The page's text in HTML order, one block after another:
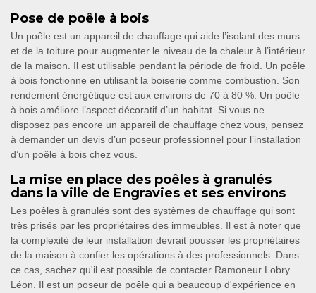
Pose de poêle à bois
Un poêle est un appareil de chauffage qui aide l’isolant des murs
et de la toiture pour augmenter le niveau de la chaleur à l’intérieur
de la maison. Il est utilisable pendant la période de froid. Un poêle
à bois fonctionne en utilisant la boiserie comme combustion. Son
rendement énergétique est aux environs de 70 à 80 %. Un poêle
à bois améliore l’aspect décoratif d’un habitat. Si vous ne
disposez pas encore un appareil de chauffage chez vous, pensez
à demander un devis d’un poseur professionnel pour l’installation
d’un poêle à bois chez vous.
La mise en place des poêles à granulés
dans la ville de Engravies et ses environs
Les poêles à granulés sont des systèmes de chauffage qui sont
très prisés par les propriétaires des immeubles. Il est à noter que
la complexité de leur installation devrait pousser les propriétaires
de la maison à confier les opérations à des professionnels. Dans
ce cas, sachez qu'il est possible de contacter Ramoneur Lobry
Léon. Il est un poseur de poêle qui a beaucoup d'expérience en